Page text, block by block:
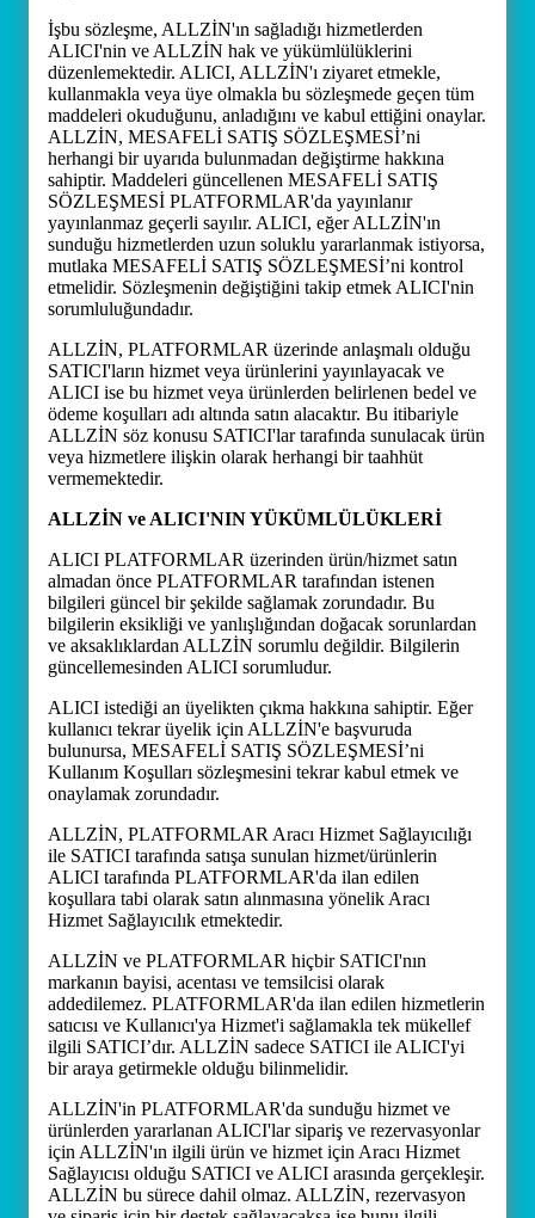
İşbu sözleşme, ALLZİN'ın sağladığı hizmetlerden
ALICI'nin ve ALLZİN hak ve yükümlülüklerini
düzenlemektedir. ALICI, ALLZİN'ı ziyaret etmekle,
kullanmakla veya üye olmakla bu sözleşmede geçen tüm
maddeleri okuduğunu, anladığını ve kabul ettiğini onaylar.
ALLZİN, MESAFELİ SATIŞ SÖZLEŞMESİ’ni
herhangi bir uyarıda bulunmadan değiştirme hakkına
sahiptir. Maddeleri güncellenen MESAFELİ SATIŞ
SÖZLEŞMESİ PLATFORMLAR'da yayınlanır
yayınlanmaz geçerli sayılır. ALICI, eğer ALLZİN'ın
sunduğu hizmetlerden uzun soluklu yararlanmak istiyorsa,
mutlaka MESAFELİ SATIŞ SÖZLEŞMESİ’ni kontrol
etmelidir. Sözleşmenin değiştiğini takip etmek ALICI'nin
sorumluluğundadır.
ALLZİN, PLATFORMLAR üzerinde anlaşmalı olduğu
SATICI'ların hizmet veya ürünlerini yayınlayacak ve
ALICI ise bu hizmet veya ürünlerden belirlenen bedel ve
ödeme koşulları adı altında satın alacaktır. Bu itibariyle
ALLZİN söz konusu SATICI'lar tarafında sunulacak ürün
veya hizmetlere ilişkin olarak herhangi bir taahhüt
vermemektedir.
ALLZİN ve ALICI'NIN YÜKÜMLÜLÜKLERİ
ALICI PLATFORMLAR üzerinden ürün/hizmet satın
almadan önce PLATFORMLAR tarafından istenen
bilgileri güncel bir şekilde sağlamak zorundadır. Bu
bilgilerin eksikliği ve yanlışlığından doğacak sorunlardan
ve aksaklıklardan ALLZİN sorumlu değildir. Bilgilerin
güncellemesinden ALICI sorumludur.
ALICI istediği an üyelikten çıkma hakkına sahiptir. Eğer
kullanıcı tekrar üyelik için ALLZİN'e başvuruda
bulunursa, MESAFELİ SATIŞ SÖZLEŞMESİ’ni
Kullanım Koşulları sözleşmesini tekrar kabul etmek ve
onaylamak zorundadır.
ALLZİN, PLATFORMLAR Aracı Hizmet Sağlayıcılığı
ile SATICI tarafında satışa sunulan hizmet/ürünlerin
ALICI tarafında PLATFORMLAR'da ilan edilen
koşullara tabi olarak satın alınmasına yönelik Aracı
Hizmet Sağlayıcılık etmektedir.
ALLZİN ve PLATFORMLAR hiçbir SATICI'nın
markanın bayisi, acentası ve temsilcisi olarak
addedilemez. PLATFORMLAR'da ilan edilen hizmetlerin
satıcısı ve Kullanıcı'ya Hizmet'i sağlamakla tek mükellef
ilgili SATICI’dır. ALLZİN sadece SATICI ile ALICI'yi
bir araya getirmekle olduğu bilinmelidir.
ALLZİN'in PLATFORMLAR'da sunduğu hizmet ve
ürünlerden yararlanan ALICI'lar sipariş ve rezervasyonlar
için ALLZİN'ın ilgili ürün ve hizmet için Aracı Hizmet
Sağlayıcısı olduğu SATICI ve ALICI arasında gerçekleşir.
ALLZİN bu sürece dahil olmaz. ALLZİN, rezervasyon